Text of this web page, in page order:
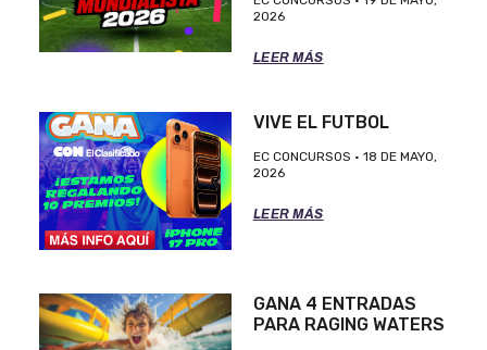
2026
LEER MÁS
VIVE EL FUTBOL
EC CONCURSOS
18 DE MAYO,
2026
LEER MÁS
GANA 4 ENTRADAS
PARA RAGING WATERS